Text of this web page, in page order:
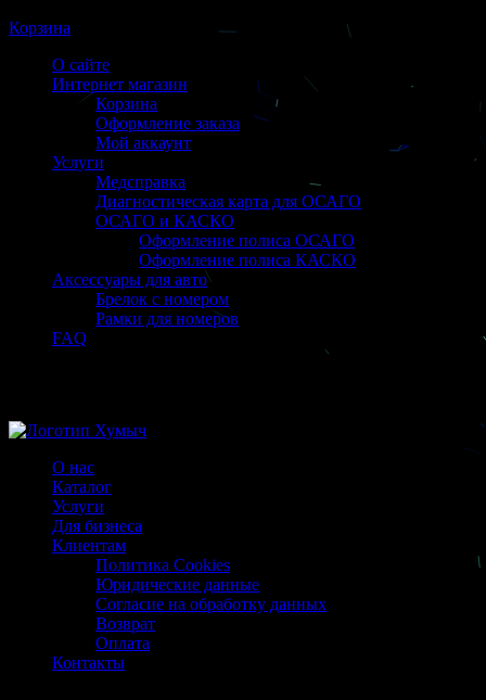
Корзина
О сайте
Интернет магазин
Корзина
Оформление заказа
Мой аккаунт
Услуги
Медсправка
Диагностическая карта для ОСАГО
ОСАГО и КАСКО
Оформление полиса ОСАГО
Оформление полиса КАСКО
Аксессуары для авто
Брелок с номером
Рамки для номеров
FAQ
О нас
Каталог
Услуги
Для бизнеса
Клиентам
Политика Cookies
Юридические данные
Согласие на обработку данных
Возврат
Оплата
Контакты